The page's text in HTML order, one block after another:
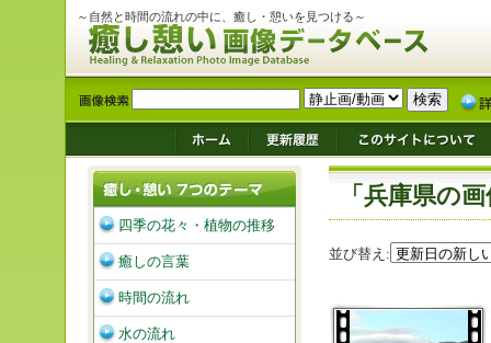
～自然と時間の流れの中に、癒し・憩いを見つける～
「兵庫県の
並び替え:
四季の花々・植物の推移
癒しの言葉
時間の流れ
水の流れ